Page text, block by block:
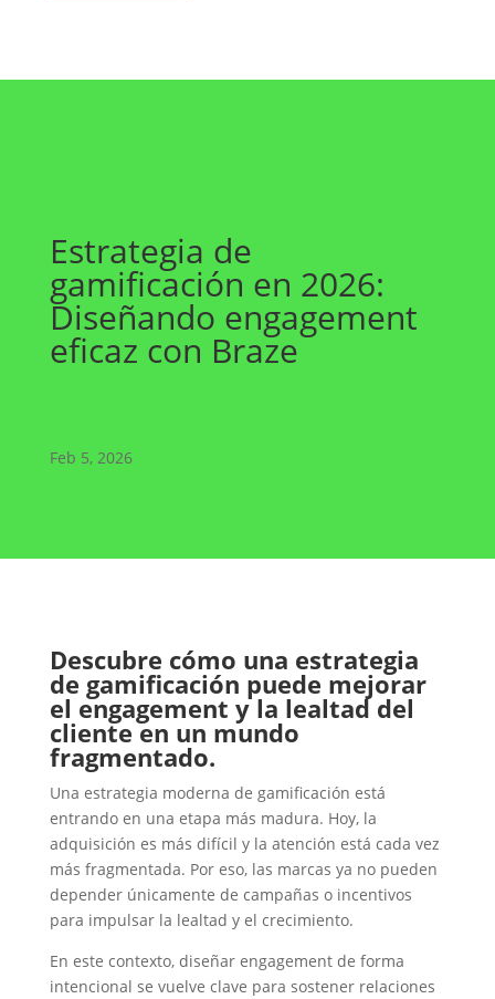
Estrategia de
gamificación en 2026:
Diseñando engagement
eficaz con Braze
Feb 5, 2026
Descubre cómo una estrategia
de gamificación puede mejorar
el engagement y la lealtad del
cliente en un mundo
fragmentado.
Una estrategia moderna de gamificación está
entrando en una etapa más madura. Hoy, la
adquisición es más difícil y la atención está cada vez
más fragmentada. Por eso, las marcas ya no pueden
depender únicamente de campañas o incentivos
para impulsar la lealtad y el crecimiento.
En este contexto, diseñar engagement de forma
intencional se vuelve clave para sostener relaciones